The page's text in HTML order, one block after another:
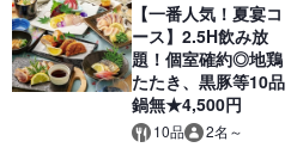
【一番人気！夏宴コ
ース】2.5H飲み放
題！個室確約◎地鶏
たたき、黒豚等10品
鍋無★4,500円
10品 2名～